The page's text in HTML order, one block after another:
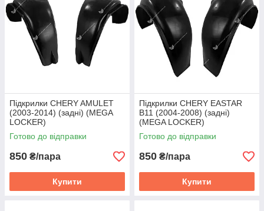
Підкрилки CHERY AMULET
(2003-2014) (задні) (MEGA
LOCKER)
Готово до відправки
850 ₴/пара
Купити
Підкрилки CHERY EASTAR
B11 (2004-2008) (задні)
(MEGA LOCKER)
Готово до відправки
850 ₴/пара
Купити